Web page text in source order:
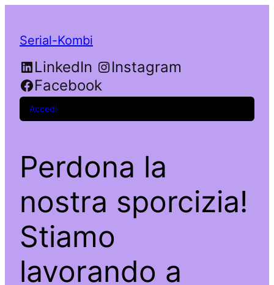
Serial-Kombi
LinkedIn
Instagram
Facebook
Accedi
Perdona la
nostra sporcizia!
Stiamo
lavorando a